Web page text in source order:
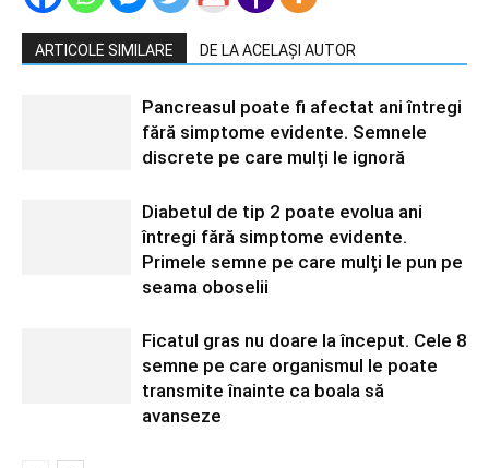
ARTICOLE SIMILARE DE LA ACELAȘI AUTOR
Pancreasul poate fi afectat ani întregi
fără simptome evidente. Semnele
discrete pe care mulți le ignoră
Diabetul de tip 2 poate evolua ani
întregi fără simptome evidente.
Primele semne pe care mulți le pun pe
seama oboselii
Ficatul gras nu doare la început. Cele 8
semne pe care organismul le poate
transmite înainte ca boala să
avanseze